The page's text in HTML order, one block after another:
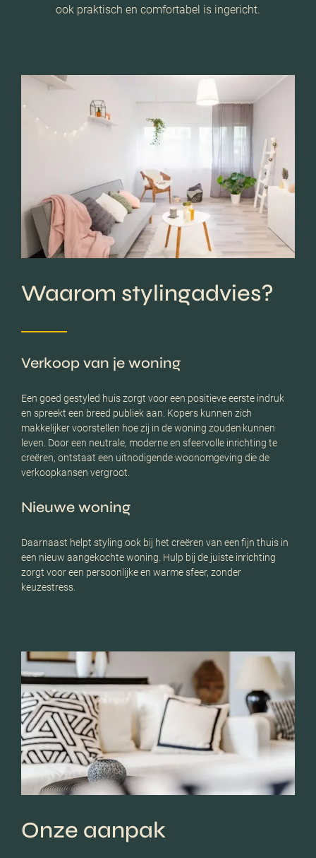
ook praktisch en comfortabel is ingericht.
Waarom stylingadvies?
Verkoop van je woning
Een goed gestyled huis zorgt voor een positieve eerste indruk
en spreekt een breed publiek aan. Kopers kunnen zich
makkelijker voorstellen hoe zij in de woning zouden kunnen
leven. Door een neutrale, moderne en sfeervolle inrichting te
creëren, ontstaat een uitnodigende woonomgeving die de
verkoopkansen vergroot.
Nieuwe woning
Daarnaast helpt styling ook bij het creëren van een fijn thuis in
een nieuw aangekochte woning. Hulp bij de juiste inrichting
zorgt voor een persoonlijke en warme sfeer, zonder
keuzestress.
Onze aanpak